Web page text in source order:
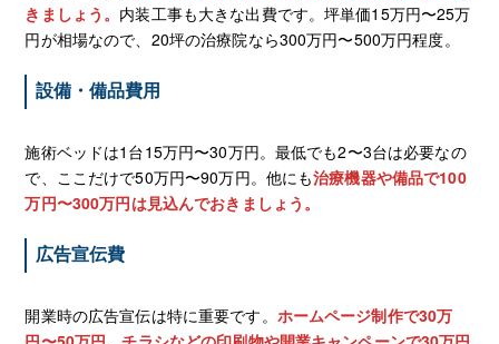
きましょう。 内装工事も大きな出費です。坪単価15万円〜25万
円が相場なので、20坪の治療院なら300万円〜500万円程度。
設備・備品費用
施術ベッドは1台15万円〜30万円。最低でも2〜3台は必要なの
で、ここだけで50万円〜90万円。他にも治療機器や備品で100
万円〜300万円は見込んでおきましょう。
広告宣伝費
開業時の広告宣伝は特に重要です。 ホームページ制作で30万